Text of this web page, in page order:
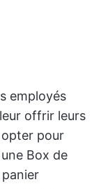
employés
offrir leurs
pour
Box de